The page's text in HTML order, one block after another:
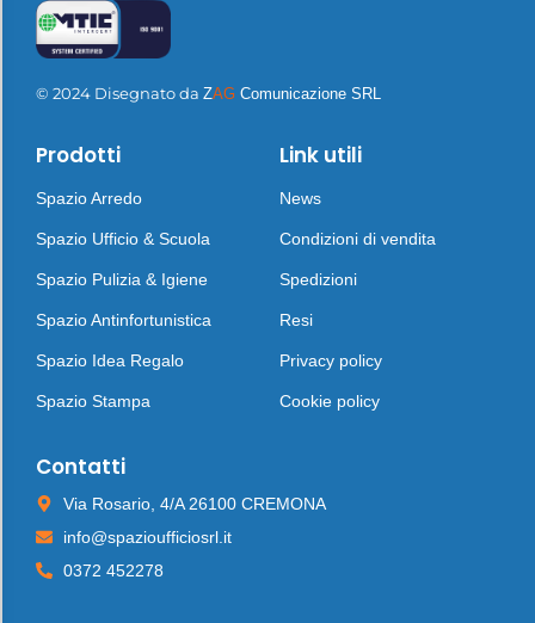
© 2024 Disegnato da ZAG Comunicazione SRL
Prodotti
Spazio Arredo
Spazio Ufficio & Scuola
Spazio Pulizia & Igiene
Spazio Antinfortunistica
Spazio Idea Regalo
Spazio Stampa
Link utili
News
Condizioni di vendita
Spedizioni
Resi
Privacy policy
Cookie policy
Contatti
Via Rosario, 4/A 26100 CREMONA
info@spazioufficiosrl.it
0372 452278